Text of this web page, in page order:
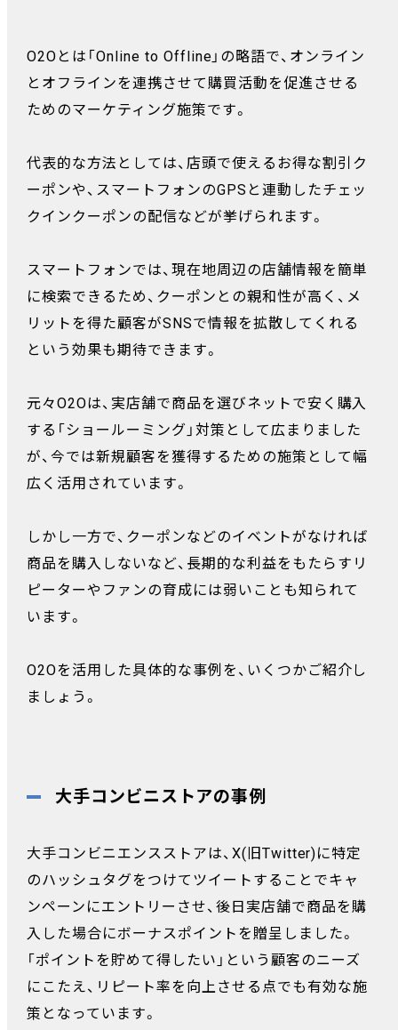
O2Oとは「Online to Offline」の略語で、オンライン
とオフラインを連携させて購買活動を促進させる
ためのマーケティング施策です。
代表的な方法としては、店頭で使えるお得な割引ク
ーポンや、スマートフォンのGPSと連動したチェッ
クインクーポンの配信などが挙げられます。
スマートフォンでは、現在地周辺の店舗情報を簡単
に検索できるため、クーポンとの親和性が高く、メ
リットを得た顧客がSNSで情報を拡散してくれる
という効果も期待できます。
元々O2Oは、実店舗で商品を選びネットで安く購入
する「ショールーミング」対策として広まりました
が、今では新規顧客を獲得するための施策として幅
広く活用されています。
しかし一方で、クーポンなどのイベントがなければ
商品を購入しないなど、長期的な利益をもたらすリ
ピーターやファンの育成には弱いことも知られて
います。
O2Oを活用した具体的な事例を、いくつかご紹介し
ましょう。
大手コンビニストアの事例
大手コンビニエンスストアは、X(旧Twitter)に特定
のハッシュタグをつけてツイートすることでキャ
ンペーンにエントリーさせ、後日実店舗で商品を購
入した場合にボーナスポイントを贈呈しました。
「ポイントを貯めて得したい」という顧客のニーズ
にこたえ、リピート率を向上させる点でも有効な施
策となっています。